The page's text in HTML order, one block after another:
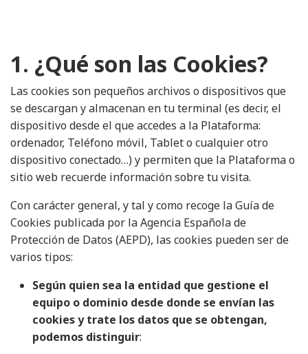
1. ¿Qué son las Cookies?
Las cookies son pequeños archivos o dispositivos que
se descargan y almacenan en tu terminal (es decir, el
dispositivo desde el que accedes a la Plataforma:
ordenador, Teléfono móvil, Tablet o cualquier otro
dispositivo conectado…) y permiten que la Plataforma o
sitio web recuerde información sobre tu visita.
Con carácter general, y tal y como recoge la Guía de
Cookies publicada por la Agencia Española de
Protección de Datos (AEPD), las cookies pueden ser de
varios tipos:
Según quien sea la entidad que gestione el
equipo o dominio desde donde se envían las
cookies y trate los datos que se obtengan,
podemos distinguir: